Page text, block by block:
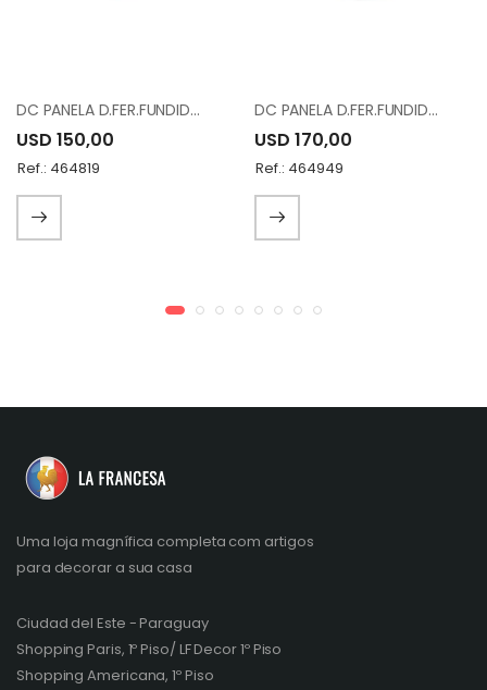
DC PANELA D.FER.FUNDIDO 29CM 90104 ROJOO
USD 150,00
Ref.: 464819
DC PANELA D.FER.FUNDIDO 29CM 366632 VINO
USD 170,00
Ref.: 464949
Uma loja magnífica completa com artigos
para decorar a sua casa
Ciudad del Este - Paraguay
Shopping Paris, 1º Piso/ LF Decor 1º Piso
Shopping Americana, 1º Piso